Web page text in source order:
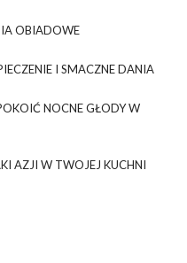
OBIADOWE
I SMACZNE DANIA
NOCNE GŁODY W
AZJI W TWOJEJ KUCHNI